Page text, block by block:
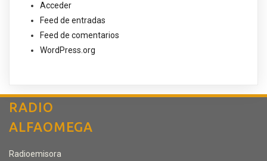
Acceder
Feed de entradas
Feed de comentarios
WordPress.org
RADIO
ALFAOMEGA
Radioemisora